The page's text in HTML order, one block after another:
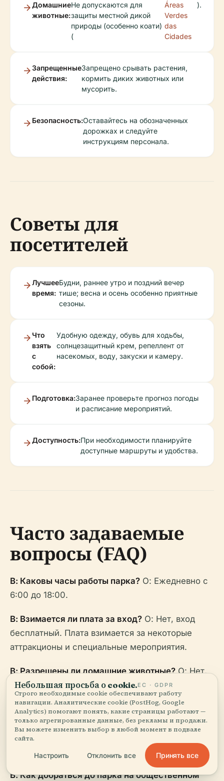
Домашние
животные:
Не допускаются для
защиты местной дикой
природы (особенно коати)
(
Áreas
Verdes
das
Cidades
).
Запрещенные
действия:
Запрещено срывать растения,
кормить диких животных или
мусорить.
Безопасность:Оставайтесь на обозначенных
дорожках и следуйте
инструкциям персонала.
Советы для
посетителей
Лучшее
время:
Будни, раннее утро и поздний вечер
тише; весна и осень особенно приятные
сезоны.
Что
взять
с
собой:
Удобную одежду, обувь для ходьбы,
солнцезащитный крем, репеллент от
насекомых, воду, закуски и камеру.
Подготовка:Заранее проверьте прогноз погоды
и расписание мероприятий.
Доступность:При необходимости планируйте
доступные маршруты и удобства.
Часто задаваемые
вопросы (FAQ)
В: Каковы часы работы парка? О: Ежедневно с
6:00 до 18:00.
В: Взимается ли плата за вход? О: Нет, вход
бесплатный. Плата взимается за некоторые
аттракционы и специальные мероприятия.
В: Разрешены ли домашние животные?О: Нет,
для защиты местной фауны парка.
В: Доступны ли экскурсии?О: Да,
предлагаются экскурсии и образовательные
программы, которые можно запланировать
заранее.
В: Как добраться до парка на общественном
Небольшая просьба о cookie.ЕС · GDPR
Строго необходимые cookie обеспечивают работу
навигации. Аналитические cookie (PostHog, Google
Analytics) помогают понять, какие страницы работают —
только агрегированные данные, без рекламы и продажи.
Вы можете изменить выбор в любой момент в подвале
сайта.
Настроить Отклонить все Принять все